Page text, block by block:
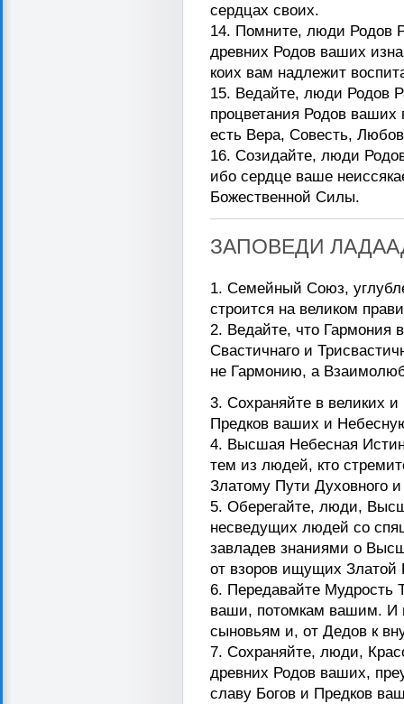
сердцах своих.
14. Помните, люди Родов
древних Родов ваших
коих вам надлежит
15. Ведайте, люди Родов
процветания Родов ваших
есть Вера, Совесть,
16. Созидайте, люди
ибо сердце ваше
Божественной Силы.
ЗАПОВЕДИ
1. Семейный Союз,
строится на великом
2. Ведайте, что Гармония
Свастичнаго и
не Гармонию, а
3. Сохраняйте в великих
Предков ваших и
4. Высшая Небесная
тем из людей, кто
Златому Пути Духовного
5. Оберегайте, люди,
несведущих людей со
завладев знаниями о
от взоров ищущих Златой
6. Передавайте Мудрость
ваши, потомкам вашим. И
сыновьям и, от Дедов к
7. Сохраняйте, люди,
древних Родов ваших,
славу Богов и Предков